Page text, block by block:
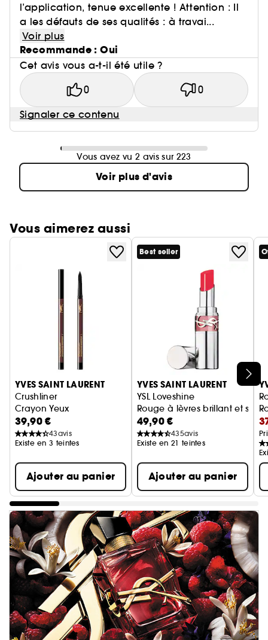
l’application, tenue excellente ! Attention : Il
a les défauts de ses qualités : à travai...
Voir plus
Recommande : Oui
Cet avis vous a-t-il été utile ?
0 0
Signaler ce contenu
Vous avez vu 2 avis sur 223
Voir plus d'avis
Vous aimerez aussi
Ignorer le carrousel produits
YVES SAINT LAURENT
Crushliner
Crayon Yeux
39,90 €
43avis
Existe en 3 teintes
Ajouter au panier
Best seller
YVES SAINT LAURENT
YSL Loveshine
Rouge à lèvres brillant et soin
49,90 €
435avis
Existe en 21 teintes
Ajouter au panier